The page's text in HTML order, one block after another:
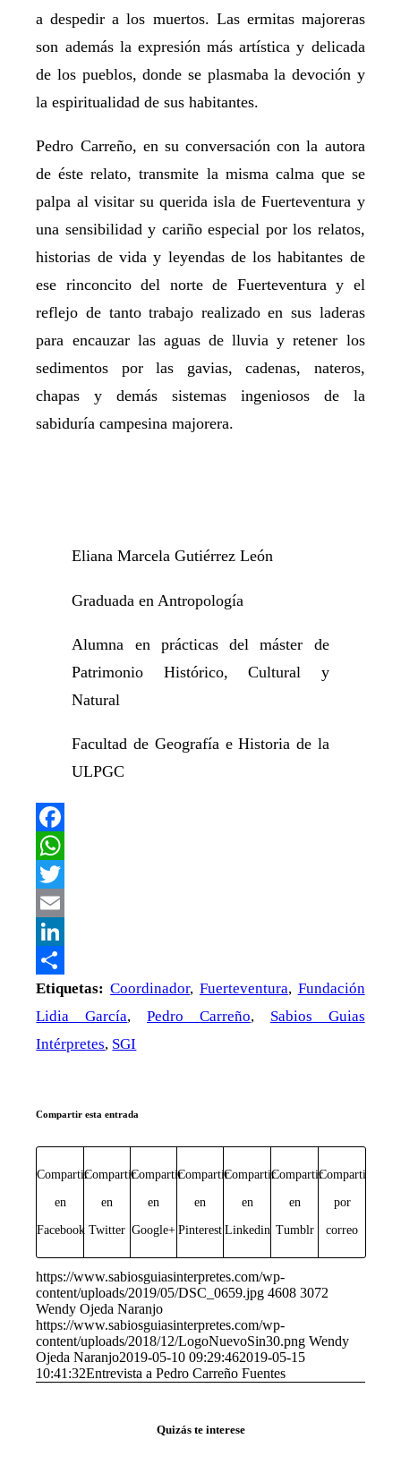
a despedir a los muertos. Las ermitas majoreras
son además la expresión más artística y delicada
de los pueblos, donde se plasmaba la devoción y
la espiritualidad de sus habitantes.
Pedro Carreño, en su conversación con la autora
de éste relato, transmite la misma calma que se
palpa al visitar su querida isla de Fuerteventura y
una sensibilidad y cariño especial por los relatos,
historias de vida y leyendas de los habitantes de
ese rinconcito del norte de Fuerteventura y el
reflejo de tanto trabajo realizado en sus laderas
para encauzar las aguas de lluvia y retener los
sedimentos por las gavias, cadenas, nateros,
chapas y demás sistemas ingeniosos de la
sabiduría campesina majorera.
Eliana Marcela Gutiérrez León
Graduada en Antropología
Alumna en prácticas del máster de
Patrimonio Histórico, Cultural y
Natural
Facultad de Geografía e Historia de la
ULPGC
Facebook
WhatsApp
Twitter
Email
LinkedIn
Compartir
Etiquetas: Coordinador, Fuerteventura, Fundación
Lidia García,Pedro Carreño, Sabios Guias
Intérpretes, SGI
Compartir esta entrada
Compartir
en
Facebook
Compartir
en
Twitter
Compartir
en
Google+
Compartir
en
Pinterest
Compartir
en
Linkedin
Compartir
en
Tumblr
Compartir
por
correo
https://www.sabiosguiasinterpretes.com/wp-
content/uploads/2019/05/DSC_0659.jpg 4608 3072
Wendy Ojeda Naranjo
https://www.sabiosguiasinterpretes.com/wp-
content/uploads/2018/12/LogoNuevoSin30.png Wendy
Ojeda Naranjo2019-05-10 09:29:462019-05-15
10:41:32Entrevista a Pedro Carreño Fuentes
Quizás te interese